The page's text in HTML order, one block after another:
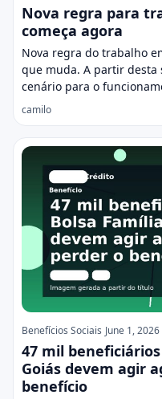
Nova regra para
começa agora
Nova regra do trabalho
que muda. A partir desta
cenário para o
camilo
Benefícios Sociais June 1, 2026
47 mil
Goiás devem agir
benefício